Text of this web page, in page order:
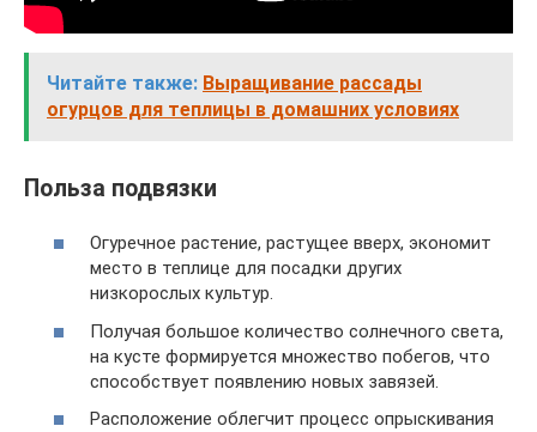
Читайте также: Выращивание рассады
огурцов для теплицы в домашних условиях
Польза подвязки
Огуречное растение, растущее вверх, экономит
место в теплице для посадки других
низкорослых культур.
Получая большое количество солнечного света,
на кусте формируется множество побегов, что
способствует появлению новых завязей.
Расположение облегчит процесс опрыскивания